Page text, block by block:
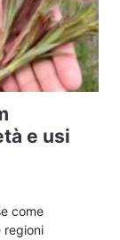
e usi
come
regioni